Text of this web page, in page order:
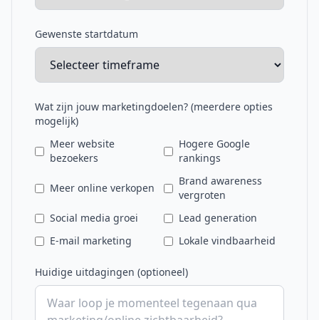
Gewenste startdatum
Wat zijn jouw marketingdoelen? (meerdere opties
mogelijk)
Meer website
bezoekers
Hogere Google
rankings
Meer online verkopen
Brand awareness
vergroten
Social media groei
Lead generation
E-mail marketing
Lokale vindbaarheid
Huidige uitdagingen (optioneel)